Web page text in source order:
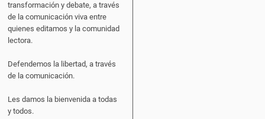
transformación y debate, a través
de la comunicación viva entre
quienes editamos y la comunidad
lectora.
Defendemos la libertad, a través
de la comunicación.
Les damos la bienvenida a todas
y todos.